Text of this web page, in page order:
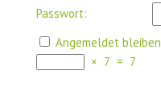
Passwort:
Angemeldet bleiben
× 7 = 7